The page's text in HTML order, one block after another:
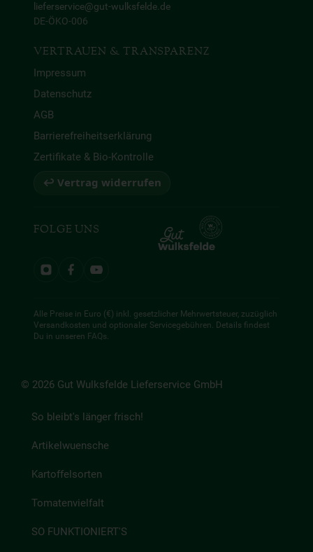
lieferservice@gut-wulksfelde.de
DE-ÖKO-006
VERTRAUEN & TRANSPARENZ
Impressum
Datenschutz
AGB
Barrierefreiheitserklärung
Zertifikate & Bio-Kontrolle
↩ Vertrag widerrufen
FOLGE UNS
Alle Preise in Euro (€) inkl. gesetzlicher Mehrwertsteuer, zuzüglich
Versandkosten und optionaler Servicegebühren. Details findest
Du in unseren FAQs.
© 2026 Gut Wulksfelde Lieferservice GmbH
So bleibt's länger frisch!
Artikelwuensche
Kartoffelsorten
Tomatenvielfalt
SO FUNKTIONIERT'S